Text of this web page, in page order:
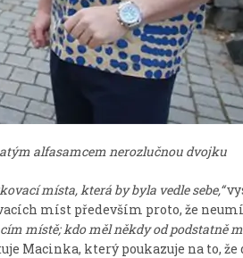
alfasamcem nerozlučnou dvojku
místa, která by byla vedle sebe,“
míst především proto, že
místě; kdo měl někdy od podstatně
Macinka, který poukazuje na to, že